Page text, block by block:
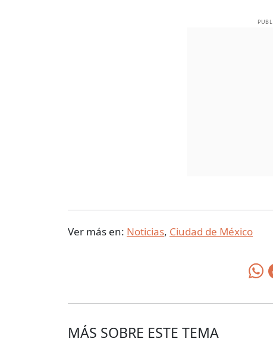
Ver más en: Noticias, Ciudad de México
MÁS SOBRE ESTE TEMA